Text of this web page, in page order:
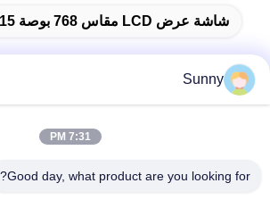
شاشة عرض LCD مقاس 768 بوصة IPS 15 بوصة
العنوان
Sunny
7:31 PM
Good day, what product are you looking for?